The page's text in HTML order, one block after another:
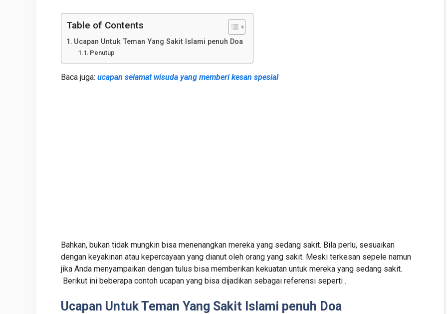
Table of Contents
Ucapan Untuk Teman Yang Sakit Islami penuh Doa
Penutup
Baca juga: ucapan selamat wisuda yang memberi kesan spesial
Bahkan, bukan tidak mungkin bisa menenangkan mereka yang sedang sakit. Bila perlu, sesuaikan
dengan keyakinan atau kepercayaan yang dianut oleh orang yang sakit. Meski terkesan sepele namun
jika Anda menyampaikan dengan tulus bisa memberikan kekuatan untuk mereka yang sedang sakit.
Berikut ini beberapa contoh ucapan yang bisa dijadikan sebagai referensi seperti .
Ucapan Untuk Teman Yang Sakit Islami penuh Doa